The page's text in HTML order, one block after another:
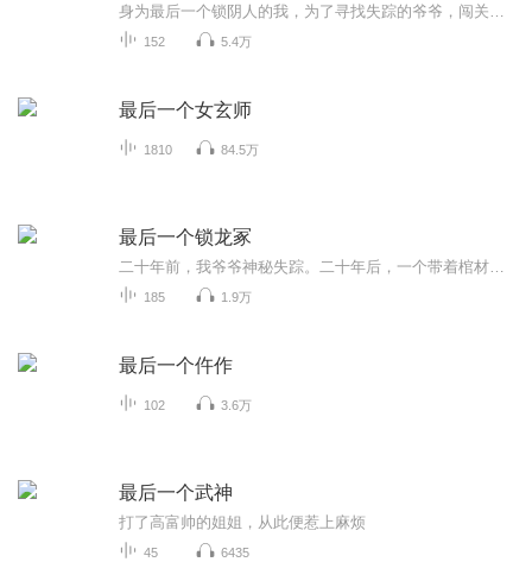
152 5.4万
最后一个女玄师
1810 84.5万
最后一个锁龙冢
185 1.9万
最后一个仵作
102 3.6万
最后一个武神
打了高富帅的姐姐，从此便惹上麻烦
45 6435